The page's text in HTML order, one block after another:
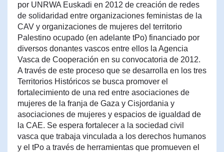
por UNRWA Euskadi en 2012 de creación de redes
de solidaridad entre organizaciones feministas de la
CAV y organizaciones de mujeres del territorio
Palestino ocupado (en adelante tPo) financiado por
diversos donantes vascos entre ellos la Agencia
Vasca de Cooperación en su convocatoria de 2012.
A través de este proceso que se desarrolla en los tres
Territorios Históricos se busca promover el
fortalecimiento de una red entre asociaciones de
mujeres de la franja de Gaza y Cisjordania y
asociaciones de mujeres y espacios de igualdad de
la CAE. Se espera fortalecer a la sociedad civil
vasca que trabaja vinculada a los derechos humanos
y el tPo a través de herramientas que promueven el